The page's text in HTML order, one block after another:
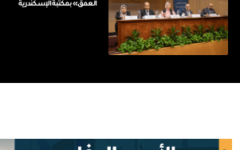
العمق» بمكتبة الإسكندرية